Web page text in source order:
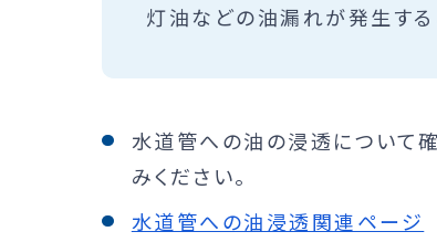
灯油などの油漏れが発生する
水道管への油の浸透について
みください。
水道管への油浸透関連ページ